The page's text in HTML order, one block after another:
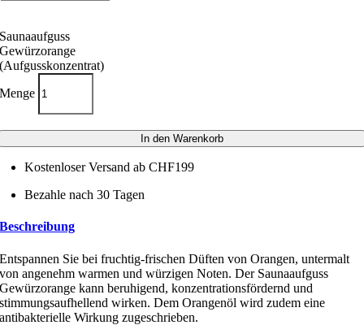
Saunaaufguss
Gewürzorange
(Aufgusskonzentrat)
Menge
In den Warenkorb
Kostenloser Versand ab CHF199
Bezahle nach 30 Tagen
Beschreibung
Entspannen Sie bei fruchtig-frischen Düften von Orangen, untermalt
von angenehm warmen und würzigen Noten. Der Saunaaufguss
Gewürzorange kann beruhigend, konzentrationsfördernd und
stimmungsaufhellend wirken. Dem Orangenöl wird zudem eine
antibakterielle Wirkung zugeschrieben.